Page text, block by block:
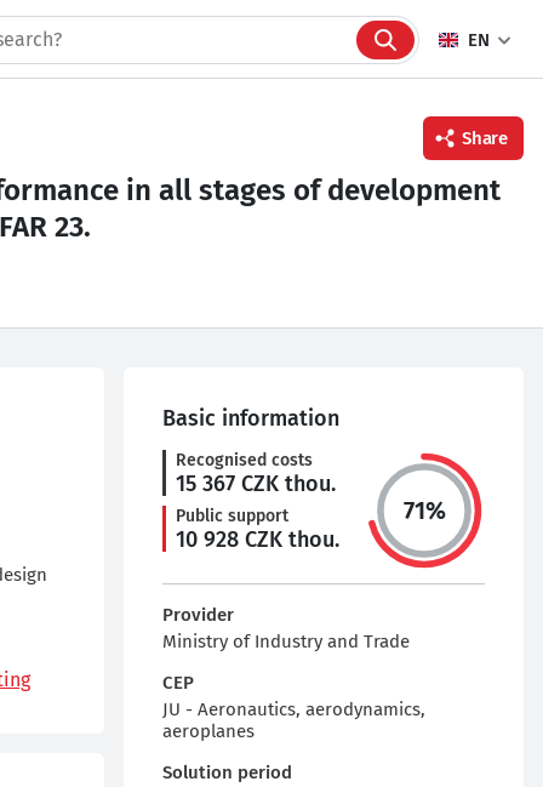
EN
Share
in all stages of development
23.
Basic information
Recognised costs
15 367 CZK thou.
Public support
10 928 CZK thou.
71%
Provider
Ministry of Industry and Trade
CEP
JU - Aeronautics, aerodynamics,
aeroplanes
Solution period